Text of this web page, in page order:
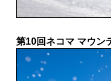
第10回ネコマ マウン